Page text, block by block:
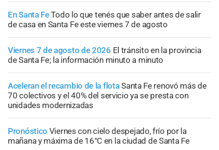
En Santa FeTodo lo que tenés que saber antes de salir
de casa en Santa Fe este viernes 7 de agosto
Viernes 7 de agosto de 2026 El tránsito en la provincia
de Santa Fe; la información minuto a minuto
Aceleran el recambio de la flotaSanta Fe renovó más de
70 colectivos y el 40% del servicio ya se presta con
unidades modernizadas
Pronóstico Viernes con cielo despejado, frío por la
mañana y máxima de 16°C en la ciudad de Santa Fe